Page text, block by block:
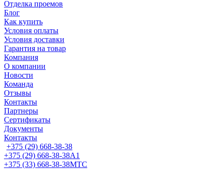
Отделка проемов
Блог
Как купить
Условия оплаты
Условия доставки
Гарантия на товар
Компания
О компании
Новости
Команда
Отзывы
Контакты
Партнеры
Сертификаты
Документы
Контакты
+375 (29) 668-38-38
+375 (29) 668-38-38A1
+375 (33) 668-38-38МТС